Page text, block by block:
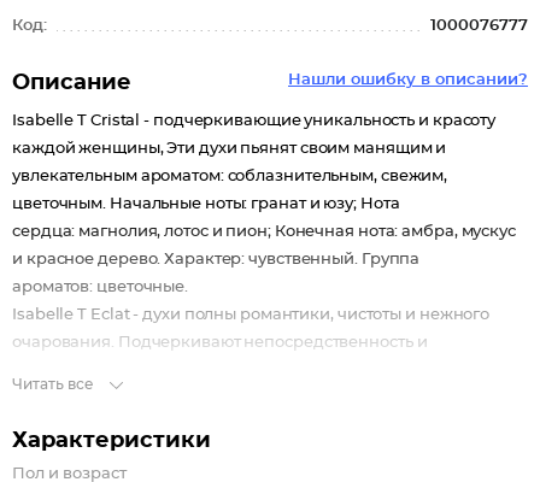
Код: 1000076777
Нашли ошибку в описании?
Описание
Isabelle T Cristal - подчеркивающие уникальность и красоту
каждой женщины, Эти духи пьянят своим манящим и
увлекательным ароматом: соблазнительным, свежим,
цветочным. Начальные ноты: гранат и юзу; Нота
сердца: магнолия, лотос и пион; Конечная нота: амбра, мускус
и красное дерево. Характер: чувственный. Группа
ароматов: цветочные.
Isabelle T Eclat - духи полны романтики, чистоты и нежного
очарования. Подчеркивают непосредственность и
Конечная нота: кедр, мускус, амбра. Характер: нежный. Группа
Читать все
Характеристики
Пол и возраст